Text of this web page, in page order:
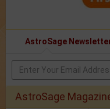
AstroSage
AstroSage